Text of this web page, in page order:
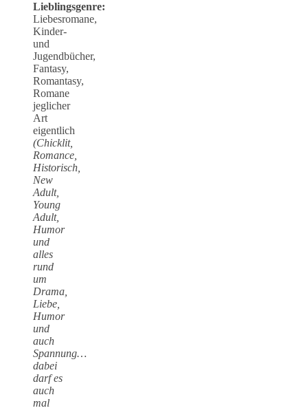
Lieblingsgenre:
Liebesromane,
Kinder-
und
Jugendbücher,
Fantasy,
Romantasy,
Romane
jeglicher
Art
eigentlich
(Chicklit,
Romance,
Historisch,
New
Adult,
Young
Adult,
Humor
und
alles
rund
um
Drama,
Liebe,
Humor
und
auch
Spannung…
dabei
darf es
auch
mal